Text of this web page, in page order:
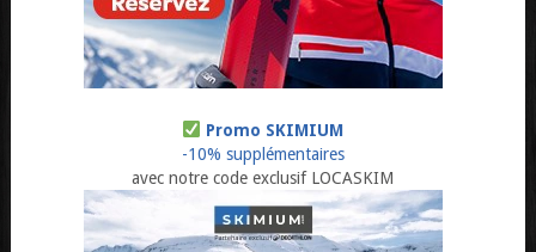
Promo SKIMIUM
-10% supplémentaires
avec notre code exclusif LOCASKIM